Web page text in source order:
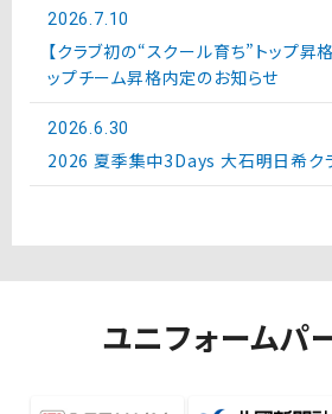
2026.7.10
【クラブ初の“スクール育ち”トップ昇
ップチーム昇格内定のお知らせ
2026.6.30
2026 夏季集中3Days 大石明日希ク
ユニフォームパ